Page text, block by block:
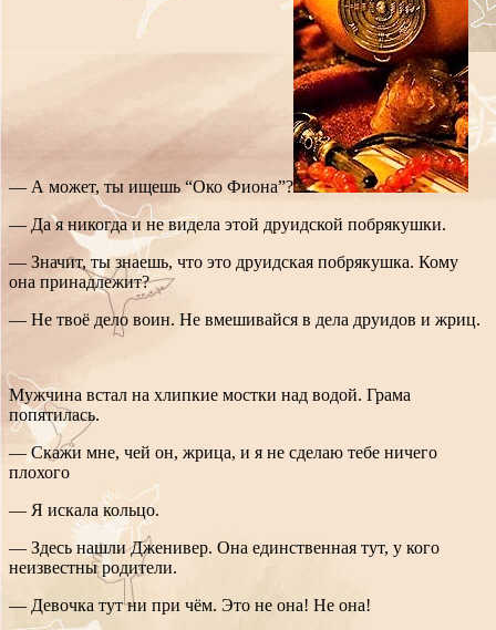
— А может, ты ищешь “Око Фиона”?
— Да я никогда и не видела этой друидской побрякушки.
— Значит, ты знаешь, что это друидская побрякушка. Кому
она принадлежит?
— Не твоё дело воин. Не вмешивайся в дела друидов и жриц.
Мужчина встал на хлипкие мостки над водой. Грама
попятилась.
— Скажи мне, чей он, жрица, и я не сделаю тебе ничего
плохого
— Я искала кольцо.
— Здесь нашли Дженивер. Она единственная тут, у кого
неизвестны родители.
— Девочка тут ни при чём. Это не она! Не она!